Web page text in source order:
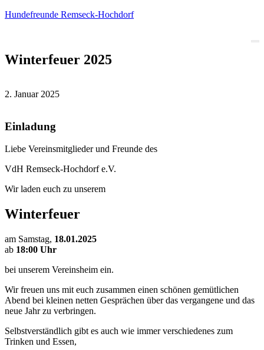
Hundefreunde Remseck-Hochdorf
Winterfeuer 2025
2. Januar 2025
Einladung
Liebe Vereinsmitglieder und Freunde des
VdH Remseck-Hochdorf e.V.
Wir laden euch zu unserem
Winterfeuer
am Samstag, 18.01.2025
ab 18:00 Uhr
bei unserem Vereinsheim ein.
Wir freuen uns mit euch zusammen einen schönen gemütlichen
Abend bei kleinen netten Gesprächen über das vergangene und das
neue Jahr zu verbringen.
Selbstverständlich gibt es auch wie immer verschiedenes zum
Trinken und Essen,